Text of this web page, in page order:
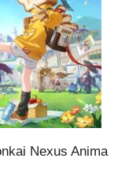
Nexus Anima